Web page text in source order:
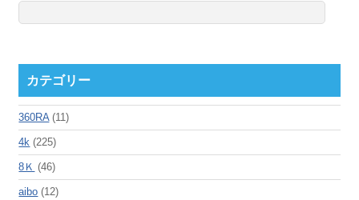
カテゴリー
360RA(11)
4k (225)
8Ｋ (46)
aibo (12)